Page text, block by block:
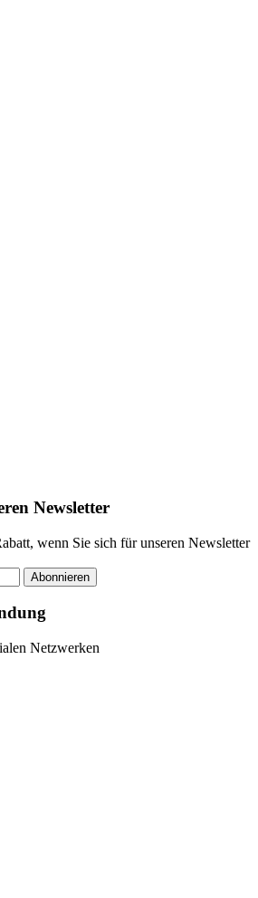
Newsletter
wenn Sie sich für unseren Newsletter
Abonnieren
Netzwerken